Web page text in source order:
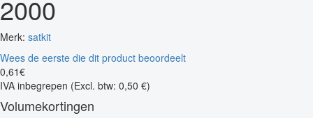
2000
Merk: satkit
Wees de eerste die dit product beoordeelt
0,61€
IVA inbegrepen (Excl. btw: 0,50 €)
Volumekortingen